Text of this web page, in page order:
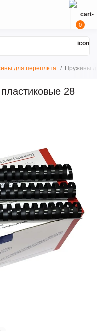
0
для переплета Пружины
28